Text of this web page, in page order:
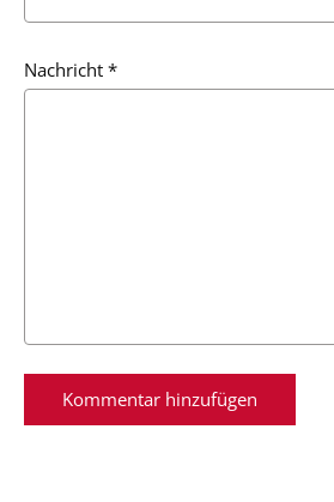
Nachricht *